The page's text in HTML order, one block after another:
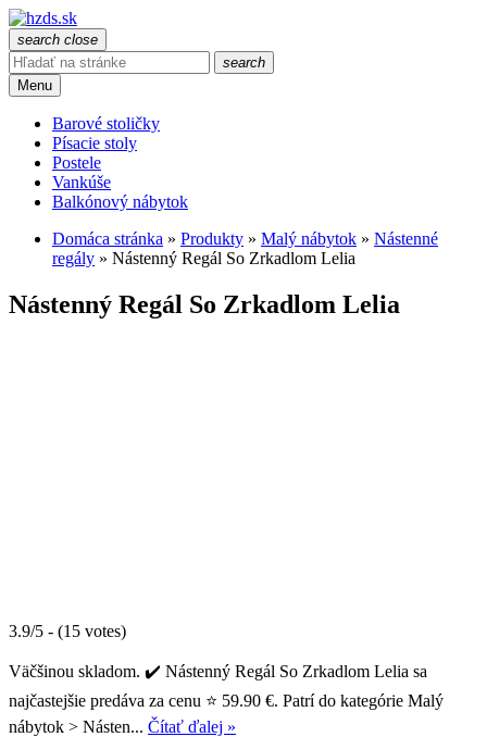
search close
search
Menu
Barové stoličky
Písacie stoly
Postele
Vankúše
Balkónový nábytok
Domáca stránka » Produkty » Malý nábytok » Nástenné
regály » Nástenný Regál So Zrkadlom Lelia
Nástenný Regál So Zrkadlom Lelia
3.9/5 - (15 votes)
Väčšinou skladom. ✔️ Nástenný Regál So Zrkadlom Lelia sa
najčastejšie predáva za cenu ⭐ 59.90 €. Patrí do kategórie Malý
nábytok > Násten... Čítať ďalej »